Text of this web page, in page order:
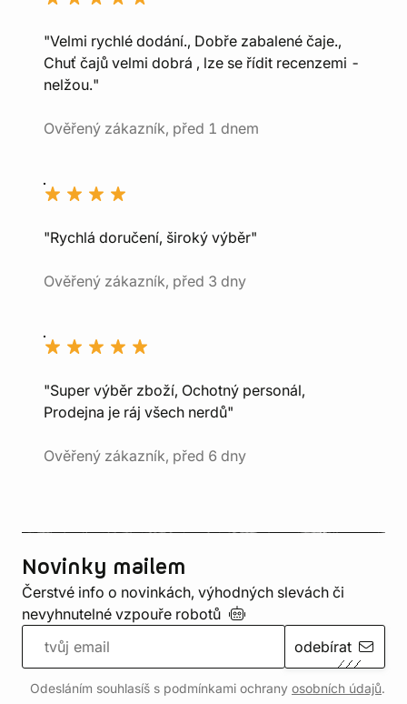
"Velmi rychlé dodání., Dobře zabalené čaje.,
Chuť čajů velmi dobrá , lze se řídit recenzemi -
nelžou."
Ověřený zákazník, před 1 dnem
"Rychlá doručení, široký výběr"
Ověřený zákazník, před 3 dny
"Super výběr zboží, Ochotný personál,
Prodejna je ráj všech nerdů"
Ověřený zákazník, před 6 dny
Novinky mailem
Čerstvé info o novinkách, výhodných slevách či
nevyhnutelné vzpouře robotů
odebírat
Odesláním souhlasíš s podmínkami ochrany osobních údajů.